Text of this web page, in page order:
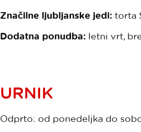
Značilne ljubljanske jedi: torta
Dodatna ponudba: letni vrt,
URNIK
Odprto: od ponedeljka do